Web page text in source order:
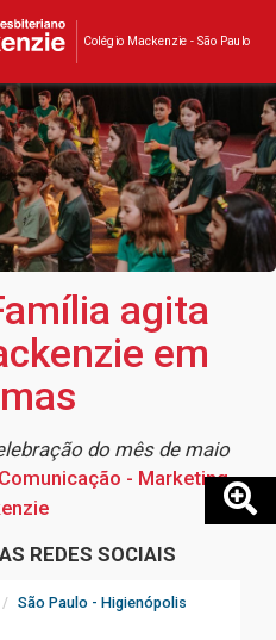
Colégio Mackenzie - São Paulo
agita
em
do mês de maio
Comunicação - Marketing
REDES SOCIAIS
São Paulo - Higienópolis